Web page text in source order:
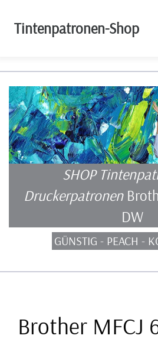
Tintenpatronen-Shop
SHOP
Druckerpatronen
DW
GÜNSTIG - PEACH -
Brother MFCJ